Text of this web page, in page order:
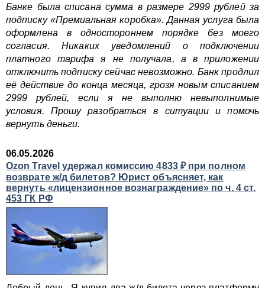
Банке была списана сумма в размере 2999 рублей за
подписку «Премиальная коробка». Данная услуга была
оформлена в одностороннем порядке без моего
согласия. Никаких уведомлений о подключении
платного тарифа я не получала, а в приложении
отключить подписку сейчас невозможно. Банк продлил
её действие до конца месяца, грозя новым списанием
2999 рублей, если я не выполню невыполнимые
условия. Прошу разобраться в ситуации и помочь
вернуть деньги.
06.05.2026
Ozon Travel удержал комиссию 4833 ₽ при полном
возврате ж/д билетов? Юрист объясняет, как
вернуть «лицензионное вознаграждение» по ч. 4 ст.
453 ГК РФ